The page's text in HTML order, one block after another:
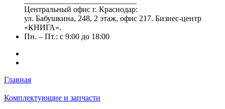
Центральный офис г. Краснодар:
ул. Бабушкина, 248, 2 этаж, офис 217. Бизнес-центр
«КНИГА».
Пн. – Пт.: с 9:00 до 18:00
Главная
Комплектующие и запчасти